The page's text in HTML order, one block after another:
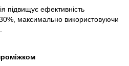
підвищує ефективність
максимально використовуючи